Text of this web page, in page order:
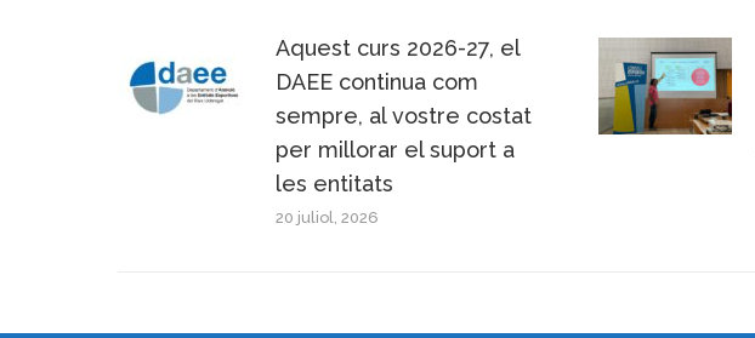
Aquest curs 2026-27, el
DAEE continua com
sempre, al vostre costat
per millorar el suport a
les entitats
20 juliol, 2026